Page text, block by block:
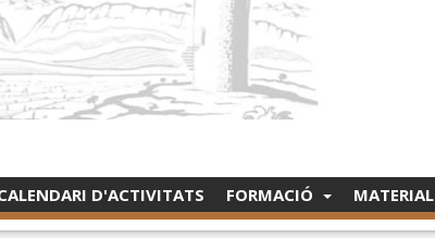
D'ACTIVITATS FORMACIÓ MATERIAL